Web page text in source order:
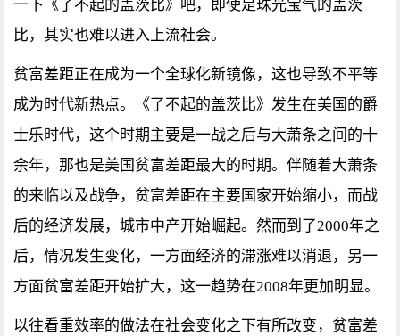
一下《了不起的盖茨比》吧，即使是珠光宝气的盖茨
比，其实也难以进入上流社会。
贫富差距正在成为一个全球化新镜像，这也导致不平等
成为时代新热点。《了不起的盖茨比》发生在美国的爵
士乐时代，这个时期主要是一战之后与大萧条之间的十
余年，那也是美国贫富差距最大的时期。伴随着大萧条
的来临以及战争，贫富差距在主要国家开始缩小，而战
后的经济发展，城市中产开始崛起。然而到了2000年之
后，情况发生变化，一方面经济的滞涨难以消退，另一
方面贫富差距开始扩大，这一趋势在2008年更加明显。
以往看重效率的做法在社会变化之下有所改变，贫富差